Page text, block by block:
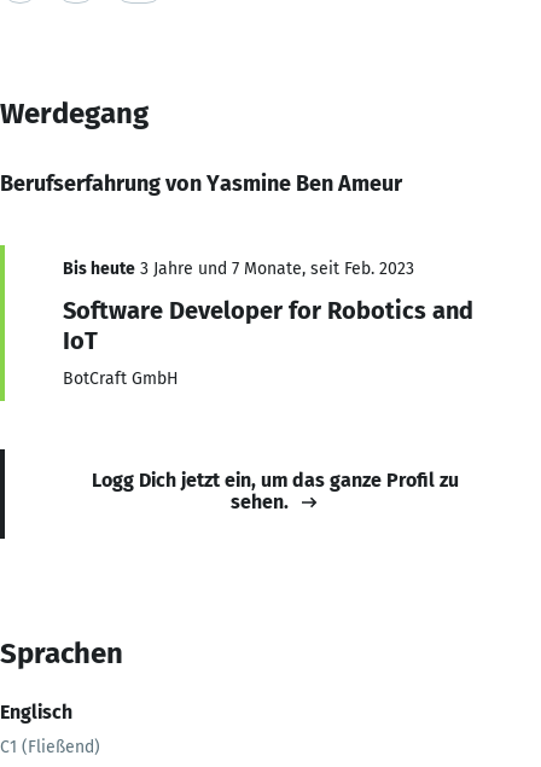
Werdegang
Berufserfahrung von Yasmine Ben Ameur
Bis heute 3 Jahre und 7 Monate, seit Feb. 2023
Software Developer for Robotics and
IoT
BotCraft GmbH
Logg Dich jetzt ein, um das ganze Profil zu
sehen.
Sprachen
Englisch
C1 (Fließend)